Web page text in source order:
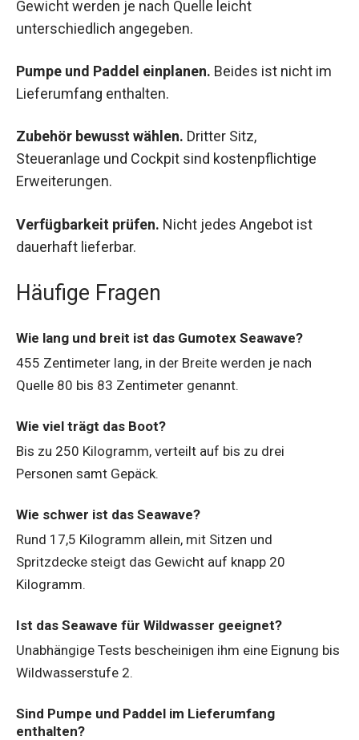
Gewicht werden je nach Quelle leicht
unterschiedlich angegeben.
Pumpe und Paddel einplanen. Beides ist nicht im
Lieferumfang enthalten.
Zubehör bewusst wählen. Dritter Sitz,
Steueranlage und Cockpit sind kostenpflichtige
Erweiterungen.
Verfügbarkeit prüfen. Nicht jedes Angebot ist
dauerhaft lieferbar.
Häufige Fragen
Wie lang und breit ist das Gumotex Seawave?
455 Zentimeter lang, in der Breite werden je nach
Quelle 80 bis 83 Zentimeter genannt.
Wie viel trägt das Boot?
Bis zu 250 Kilogramm, verteilt auf bis zu drei
Personen samt Gepäck.
Wie schwer ist das Seawave?
Rund 17,5 Kilogramm allein, mit Sitzen und
Spritzdecke steigt das Gewicht auf knapp 20
Kilogramm.
Ist das Seawave für Wildwasser geeignet?
Unabhängige Tests bescheinigen ihm eine Eignung bis
Wildwasserstufe 2.
Sind Pumpe und Paddel im Lieferumfang
enthalten?